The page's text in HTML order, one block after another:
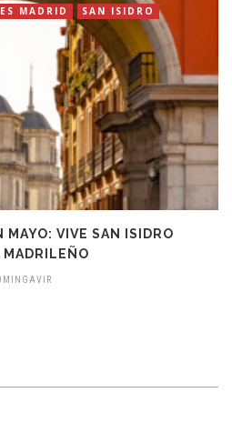
MADRID SAN ISIDRO
MAYO: VIVE SAN ISIDRO